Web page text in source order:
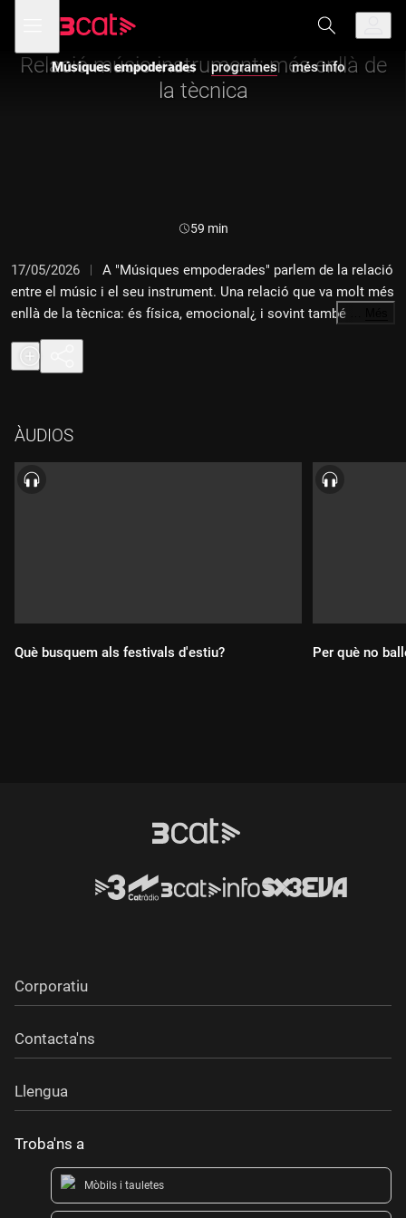
navegació
principal
menú
de
Músiques empoderades programes més info
Músiques empoderades
Relació músic-instrument: més enllà de
la tècnica
Durada:
59 min
17/05/2026
A "Músiques empoderades" parlem de la relació
entre el músic i el seu instrument. Una relació que va molt més
enllà de la tècnica: és física, emocional¿ i sovint també
identitària. Què passa quan aquest instrument falla, es perd, el
roben o desapareix? ¿Som els mateixos músics amb qualsevol
instrument? I fins a quin punt el so que escoltem és nostre¿ o
aquest vincle íntim ¿i a vegades invisible¿ entre músic i
instrument.Realitzada per Rosa Maria Bartroli i amb el suport
tècnic d'Oriol Pinart, "Músiques empoderades" és una tertúlia
que formen Marina Sala, Marta Pons, Alba Pujals i Sergi Núñez.
ÀUDIOS
Què busquem als festivals d'estiu? Per què no
Corporatiu
Contacta'ns
Llengua
Troba'ns a
Mòbils i tauletes